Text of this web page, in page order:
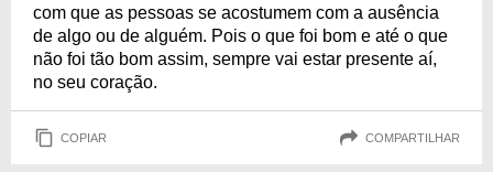
com que as pessoas se acostumem com a ausência
de algo ou de alguém. Pois o que foi bom e até o que
não foi tão bom assim, sempre vai estar presente aí,
no seu coração.
COPIAR COMPARTILHAR